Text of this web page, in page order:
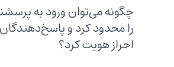
چگونه می‌توان ورود به
را محدود کرد و پاسخ‌دهندگان
احراز هویت کرد؟